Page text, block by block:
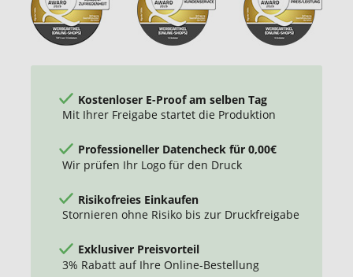
Kostenloser E-Proof am selben Tag
Mit Ihrer Freigabe startet die Produktion
Professioneller Datencheck für 0,00€
Wir prüfen Ihr Logo für den Druck
Risikofreies Einkaufen
Stornieren ohne Risiko bis zur Druckfreigabe
Exklusiver Preisvorteil
3% Rabatt auf Ihre Online-Bestellung